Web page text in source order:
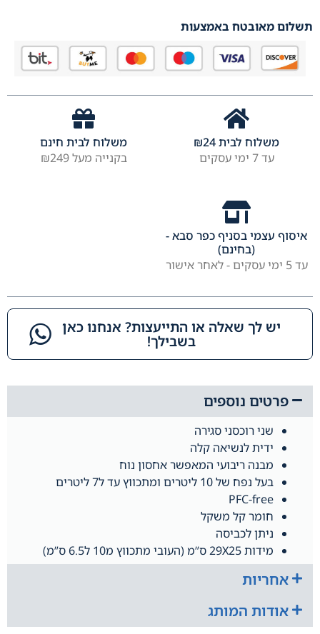
פרטים נוספים
שני רוכסני סגירה
ידית לנשיאה קלה
מבנה ריבועי המאפשר אחסון נוח
בעל נפח של 10 ליטרים ומתכווץ עד ל7 ליטרים
PFC-free
חומר קל משקל
ניתן לכביסה
מידות 29X25 ס”מ (העובי מתכווץ מ10 ל6.5 ס”מ)
אחריות
אודות המותג
תשלום מאובטח באמצעות
משלוח לבית ₪24
עד 7 ימי עסקים
משלוח לבית חינם
בקנייה מעל ₪249
איסוף עצמי בסניף כפר סבא -
(בחינם)
עד 5 ימי עסקים - לאחר אישור
יש לך שאלה או התייעצות? אנחנו כאן
בשבילך!​